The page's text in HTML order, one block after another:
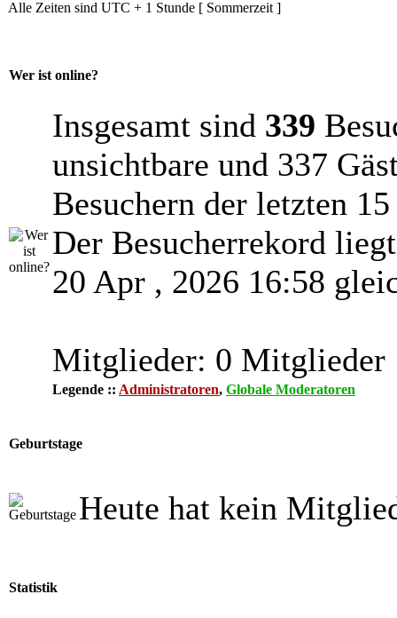
Alle Zeiten sind UTC + 1 Stunde [ Sommerzeit ]
Wer ist online?
Insgesamt sind 339
unsichtbare und 337
Besuchern der letzten
Der Besucherrekord
20 Apr , 2026 16:58
Mitglieder: 0 Mitglieder
Legende :: Administratoren, Globale Moderatoren
Geburtstage
Heute hat kein
Statistik